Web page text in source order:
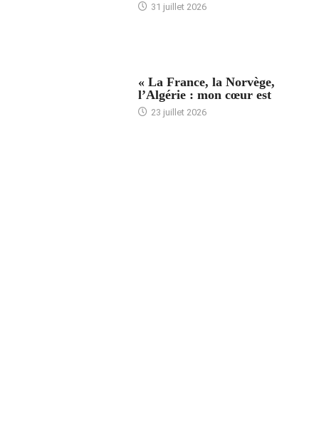
31 juillet 2026
« La France, la Norvège,
l’Algérie : mon cœur est
23 juillet 2026